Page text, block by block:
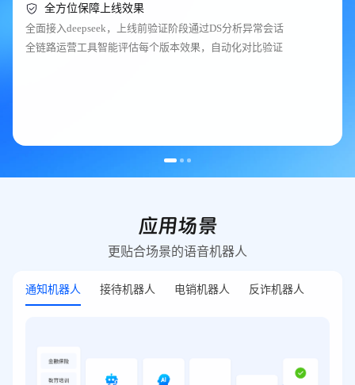
全方位保障上线效果
全面接入deepseek，上线前验证阶段通过DS分析异常会话
全链路运营工具智能评估每个版本效果，自动化对比验证
应用场景
更贴合场景的语音机器人
通知机器人 接待机器人 电销机器人 反诈机器人